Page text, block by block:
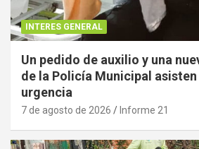
INTERES GENERAL
Un pedido de auxilio y una
de la Policía Municipal
urgencia
7 de agosto de 2026 Informe 21